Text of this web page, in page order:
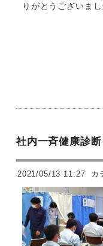
りがとうございまし
社内一斉健康診断
2021/05/13 11:27 カ